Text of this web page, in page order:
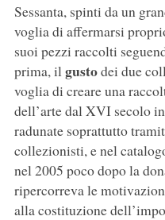
Sessanta, spinti da un
voglia di affermarsi
suoi pezzi raccolti
prima, ilgustodei due
voglia di creare una
dell’arte dal XVI secolo
radunate soprattutto
collezionisti, e nel
nel 2005 poco dopo la
ripercorreva le
alla costituzione